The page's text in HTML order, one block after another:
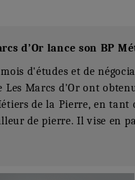
d’Or lance son BP
d'études et de
Les Marcs d'Or ont
de la Pierre, en
de pierre. Il vise en